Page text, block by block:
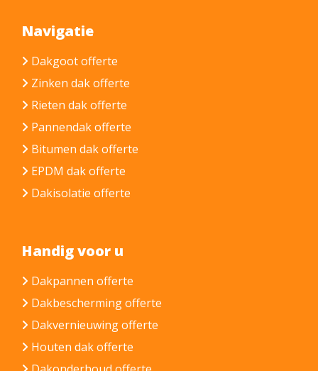
Navigatie
Dakgoot offerte
Zinken dak offerte
Rieten dak offerte
Pannendak offerte
Bitumen dak offerte
EPDM dak offerte
Dakisolatie offerte
Handig voor u
Dakpannen offerte
Dakbescherming offerte
Dakvernieuwing offerte
Houten dak offerte